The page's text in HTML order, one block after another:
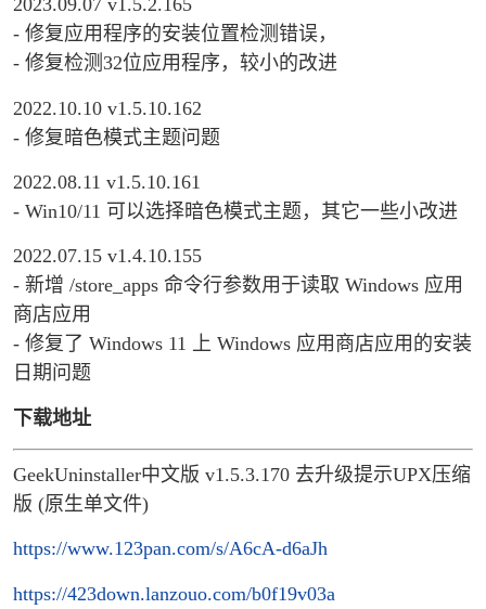
2023.09.07 v1.5.2.165
- 修复应用程序的安装位置检测错误，
- 修复检测32位应用程序，较小的改进
2022.10.10 v1.5.10.162
- 修复暗色模式主题问题
2022.08.11 v1.5.10.161
- Win10/11 可以选择暗色模式主题，其它一些小改进
2022.07.15 v1.4.10.155
- 新增 /store_apps 命令行参数用于读取 Windows 应用
商店应用
- 修复了 Windows 11 上 Windows 应用商店应用的安装
日期问题
下载地址
GeekUninstaller中文版 v1.5.3.170 去升级提示UPX压缩
版 (原生单文件)
https://www.123pan.com/s/A6cA-d6aJh
https://423down.lanzouo.com/b0f19v03a